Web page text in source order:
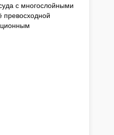
с многослойными
превосходной